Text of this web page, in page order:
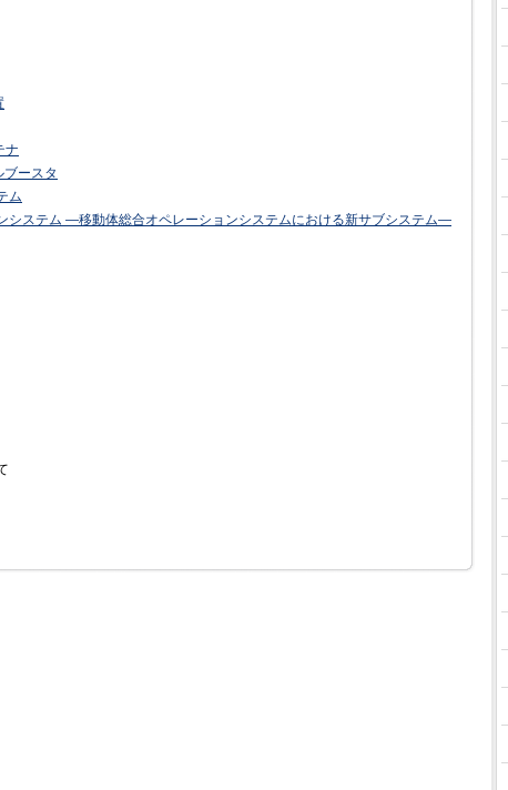
ナ
ースタ
ム
システム —移動体総合オペレーションシステムにおける新サブシステム—